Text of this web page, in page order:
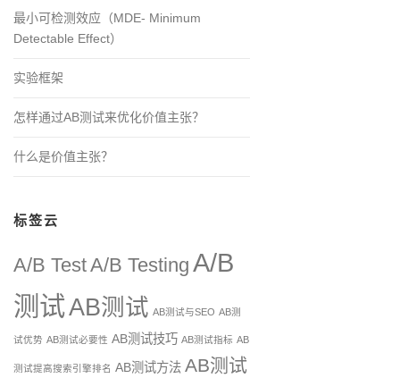
最小可检测效应（MDE- Minimum
Detectable Effect）
实验框架
怎样通过AB测试来优化价值主张？
什么是价值主张？
标签云
A/B TestA/B Testing A/B
测试AB测试 AB测试与SEO AB测
试优势 AB测试必要性 AB测试技巧 AB测试指标 AB
测试提高搜索引擎排名 AB测试方法 AB测试